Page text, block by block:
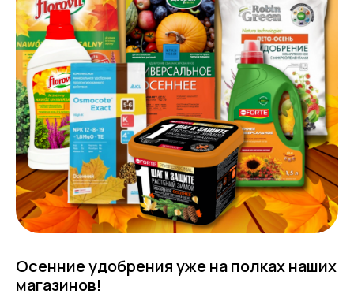
Осенние удобрения уже на полках наших
магазинов!